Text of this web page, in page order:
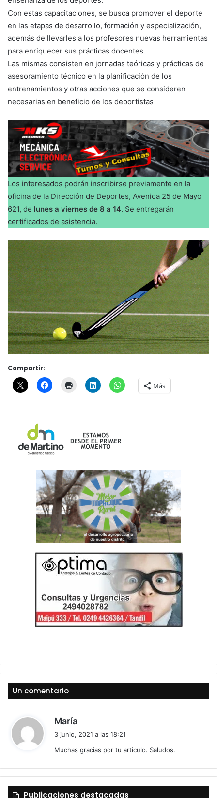
Con estas capacitaciones, se busca promover el deporte
en las etapas de desarrollo, formación y especialización,
además de llevarles a los profesores nuevas herramientas
para enriquecer sus prácticas docentes.
Las mismas consisten en jornadas teóricas y prácticas de
asesoramiento técnico en la planificación de los
entrenamientos y otras acciones que se consideren
necesarias en beneficio de los deportistas
Los interesados podrán inscribirse previamente en la
oficina de la Dirección de Deportes, Avenida 25 de Mayo
621, de lunes a viernes de 8 a 14. Se entregarán
certificados de asistencia.
Compartir:
Más
Un comentario
María
e
3 junio, 2021 a las 18:21
Muchas gracias por tu articulo. Saludos.
Publicaciones destacadas